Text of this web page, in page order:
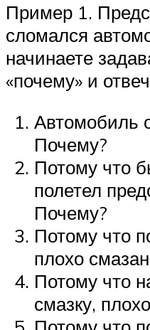
Пример 1.
сломался
начинаете
«почему» и
Автомобиль
Почему?
Потому что
полетел
Почему?
Потому что
плохо
Потому что
смазку,